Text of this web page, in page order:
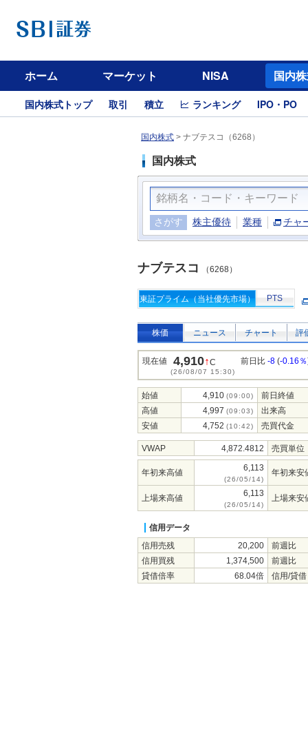
ホーム マーケット NISA 国内
国内株式トップ 取引 積立 ランキング IPO・PO
国内株式 > ナブテスコ（6268）
国内株式
さがす 株主優待 業種 チャ
ナブテスコ （6268）
東証プライム（当社優先市場） PTS
株価 ニュース チャート 評
現在値 4,910↑C
(26/08/07 15:30)
前日比 -8 (-0.16％
始値 4,910 (09:00)
前日終値
高値
4,997 (09:03)
出来高
安値
4,752 (10:42) 売買代金
VWAP 4,872.4812 売買単位
年初来高値 6,113
(26/05/14)
年初来安
上場来高値 6,113
(26/05/14)
上場来安
信用データ
信用売残
20,200
前週比
信用買残
1,374,500
前週比
貸借倍率
68.04倍 信用/貸借